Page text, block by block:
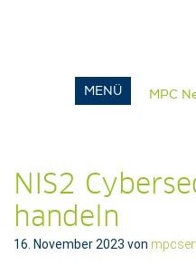
MPC
NIS2
handeln
16. November 2023 von